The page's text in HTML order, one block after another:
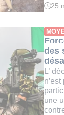
Temps
:
2
min.
25
des
une